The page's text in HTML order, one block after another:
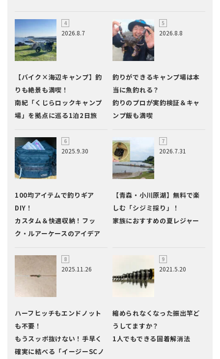
2026.8.7
【バイク×海辺キャンプ】釣
りも絶景も満喫！
南紀「くじらロックキャンプ
場」を拠点に巡る1泊2日旅
2026.8.8
釣りができるキャンプ場は本
当に魚釣れる？
釣りのプロが実釣検証＆キャ
ンプ飯も満喫
2025.9.30
100均アイテムで釣りギア
DIY！
カスタム＆快適収納！フッ
ク・ルアーケースのアイデア
2026.7.31
【青森・小川原湖】無料で楽
しむ「シジミ採り」！
家族におすすめの夏レジャー
2025.11.26
ハーフヒッチもエンドノット
も不要！
もうスッポ抜けない！手早く
確実に結べる「イージーSCノ
2021.5.20
縮められなくなった振出竿ど
うしてますか？
1人でもできる固着解消法